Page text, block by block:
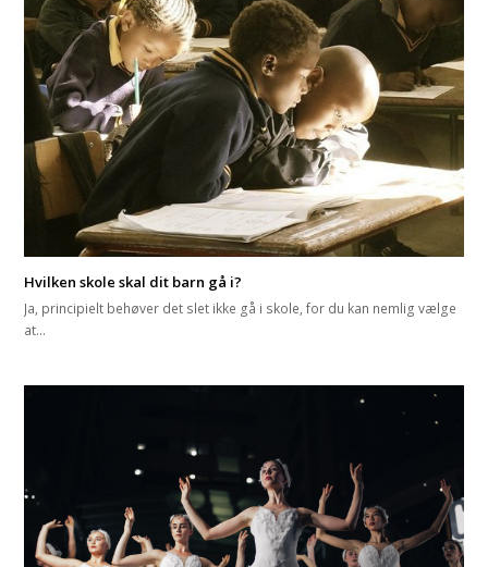
Hvilken skole skal dit barn gå i?
Ja, principielt behøver det slet ikke gå i skole, for du kan nemlig vælge
at…